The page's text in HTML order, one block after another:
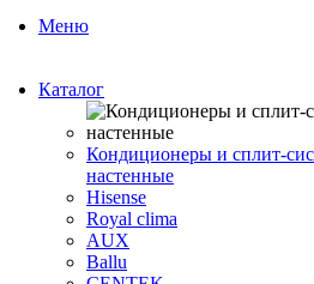
Меню
Каталог
Кондиционеры и сплит-
настенные
Hisense
Royal clima
AUX
Ballu